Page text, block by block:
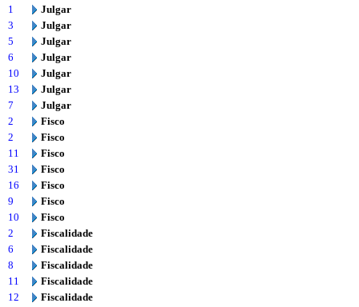
1
Julgar
3
Julgar
5
Julgar
6
Julgar
10
Julgar
13
Julgar
7
Julgar
2
Fisco
2
Fisco
11
Fisco
31
Fisco
16
Fisco
9
Fisco
10
Fisco
2
Fiscalidade
6
Fiscalidade
8
Fiscalidade
11
Fiscalidade
12
Fiscalidade